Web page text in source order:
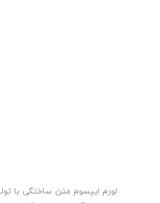
لورم ایپسوم متن ساختگی با